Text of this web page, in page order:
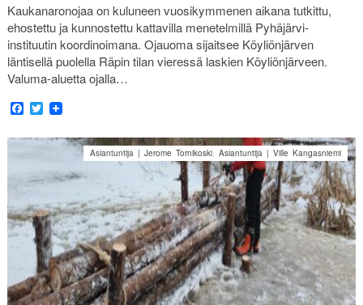
Kaukanaronojaa on kuluneen vuosikymmenen aikana tutkittu,
ehostettu ja kunnostettu kattavilla menetelmillä Pyhäjärvi-
instituutin koordinoimana. Ojauoma sijaitsee Köyliönjärven
läntisellä puolella Räpin tilan vieressä laskien Köyliönjärveen.
Valuma-aluetta ojalla…
Facebook
Twitter
Asiantuntija | Jerome Tornikoski,Asiantuntija | Ville Kangasniemi